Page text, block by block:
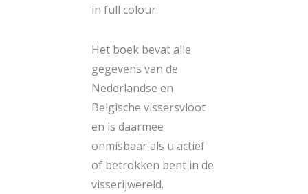
in full colour.
Het boek bevat alle
gegevens van de
Nederlandse en
Belgische vissersvloot
en is daarmee
onmisbaar als u actief
of betrokken bent in de
visserijwereld.